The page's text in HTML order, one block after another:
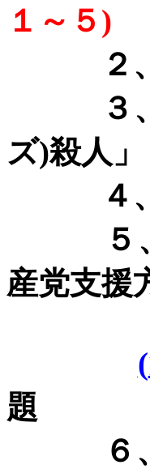
１～５ )
２、
３、
ズ)殺人
４、
５、
産党支援
(
題
６